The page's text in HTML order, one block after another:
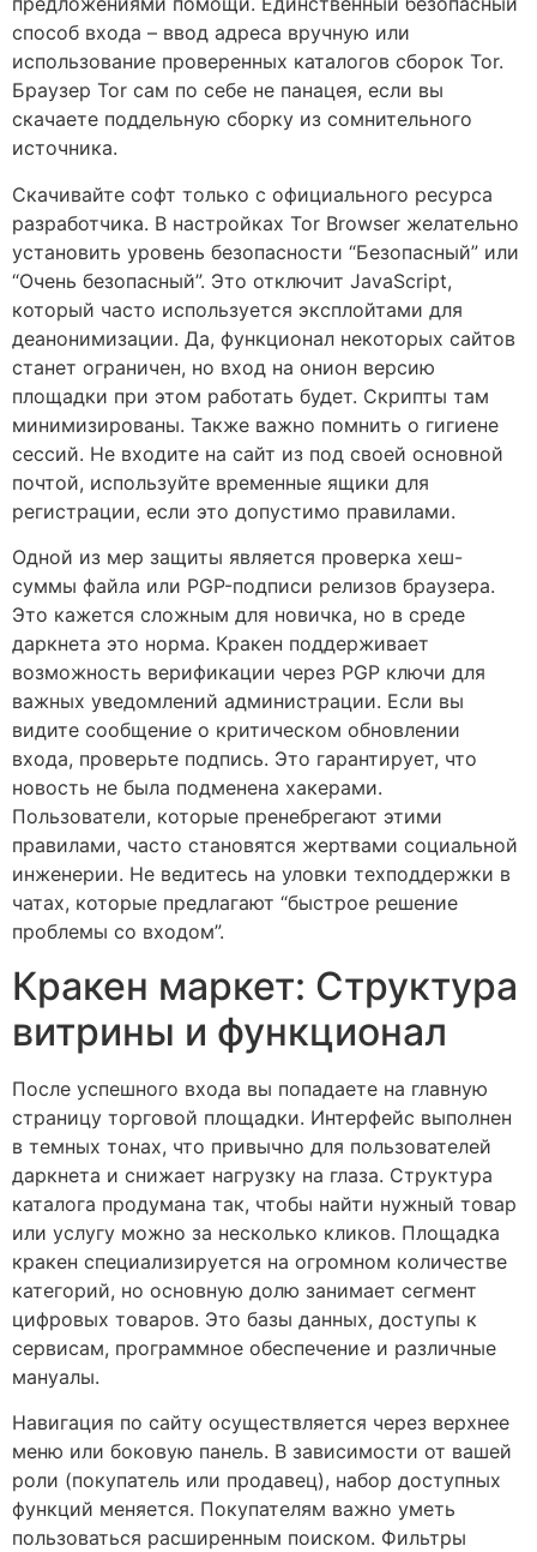
способ входа – ввод адреса вручную или
использование проверенных каталогов сборок Tor.
Браузер Tor сам по себе не панацея, если вы
скачаете поддельную сборку из сомнительного
источника.
Скачивайте софт только с официального ресурса
разработчика. В настройках Tor Browser желательно
установить уровень безопасности “Безопасный” или
“Очень безопасный”. Это отключит JavaScript,
который часто используется эксплойтами для
деанонимизации. Да, функционал некоторых сайтов
станет ограничен, но вход на онион версию
площадки при этом работать будет. Скрипты там
минимизированы. Также важно помнить о гигиене
сессий. Не входите на сайт из под своей основной
почтой, используйте временные ящики для
регистрации, если это допустимо правилами.
Одной из мер защиты является проверка хеш-
суммы файла или PGP-подписи релизов браузера.
Это кажется сложным для новичка, но в среде
даркнета это норма. Кракен поддерживает
возможность верификации через PGP ключи для
важных уведомлений администрации. Если вы
видите сообщение о критическом обновлении
входа, проверьте подпись. Это гарантирует, что
новость не была подменена хакерами.
Пользователи, которые пренебрегают этими
правилами, часто становятся жертвами социальной
инженерии. Не ведитесь на уловки техподдержки в
чатах, которые предлагают “быстрое решение
проблемы со входом”.
Кракен маркет: Структура
витрины и функционал
После успешного входа вы попадаете на главную
страницу торговой площадки. Интерфейс выполнен
в темных тонах, что привычно для пользователей
даркнета и снижает нагрузку на глаза. Структура
каталога продумана так, чтобы найти нужный товар
или услугу можно за несколько кликов. Площадка
кракен специализируется на огромном количестве
категорий, но основную долю занимает сегмент
цифровых товаров. Это базы данных, доступы к
сервисам, программное обеспечение и различные
мануалы.
Навигация по сайту осуществляется через верхнее
меню или боковую панель. В зависимости от вашей
роли (покупатель или продавец), набор доступных
функций меняется. Покупателям важно уметь
пользоваться расширенным поиском. Фильтры